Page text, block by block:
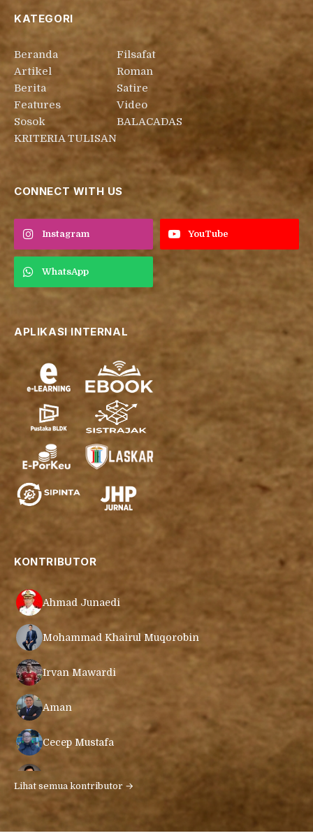
KATEGORI
Beranda
Artikel
Berita
Features
Sosok
KRITERIA TULISAN
Filsafat
Roman
Satire
Video
BALACADAS
CONNECT WITH US
Instagram YouTube
WhatsApp
APLIKASI INTERNAL
KONTRIBUTOR
Ahmad Junaedi
Mohammad Khairul Muqorobin
Irvan Mawardi
Aman
Cecep Mustafa
Ari Gunawan
Lihat semua kontributor →